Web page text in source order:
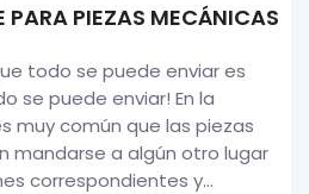
PARA PIEZAS MECÁNICAS
todo se puede enviar es
se puede enviar! En la
muy común que las piezas
mandarse a algún otro lugar
correspondientes y...